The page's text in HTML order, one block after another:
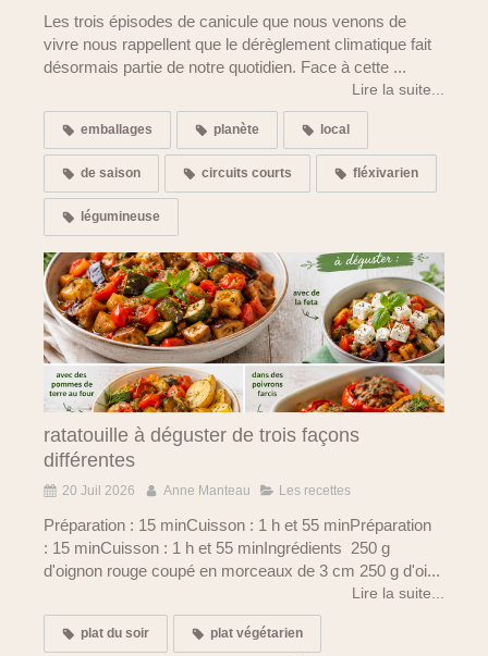
Les trois épisodes de canicule que nous venons de
vivre nous rappellent que le dérèglement climatique fait
désormais partie de notre quotidien. Face à cette ...
Lire la suite...
emballages planète local
de saison circuits courts fléxivarien
légumineuse
ratatouille à déguster de trois façons
différentes
20 Juil 2026 Anne Manteau Les recettes
Préparation : 15 minCuisson : 1 h et 55 minPréparation
: 15 minCuisson : 1 h et 55 minIngrédients 250 g
d'oignon rouge coupé en morceaux de 3 cm 250 g d'oi...
Lire la suite...
plat du soir plat végétarien